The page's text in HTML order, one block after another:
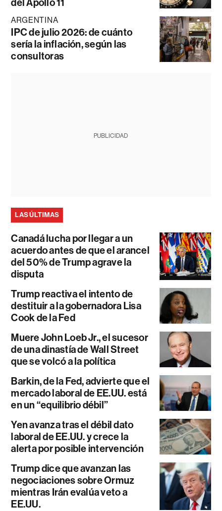
del Apollo 11
ARGENTINA
IPC de julio 2026: de cuánto
sería la inflación, según las
consultoras
PUBLICIDAD
LAS ÚLTIMAS
Canadá lucha por llegar a un
acuerdo antes de que el arancel
del 50% de Trump agrave la
disputa
Trump reactiva el intento de
destituir a la gobernadora Lisa
Cook de la Fed
Muere John Loeb Jr., el sucesor
de una dinastía de Wall Street
que se volcó a la política
Barkin, de la Fed, advierte que el
mercado laboral de EE.UU. está
en un “equilibrio débil”
Yen avanza tras el débil dato
laboral de EE.UU. y crece la
alerta por posible intervención
Trump dice que avanzan las
negociaciones sobre Ormuz
mientras Irán evalúa veto a
EE.UU.